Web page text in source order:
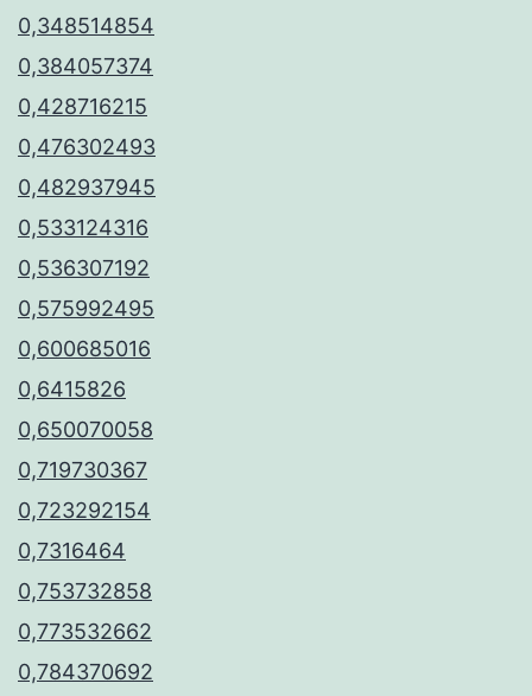
0,348514854
0,384057374
0,428716215
0,476302493
0,482937945
0,533124316
0,536307192
0,575992495
0,600685016
0,6415826
0,650070058
0,719730367
0,723292154
0,7316464
0,753732858
0,773532662
0,784370692